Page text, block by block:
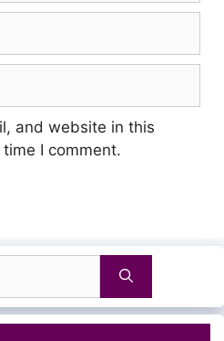
and website in this
I comment.